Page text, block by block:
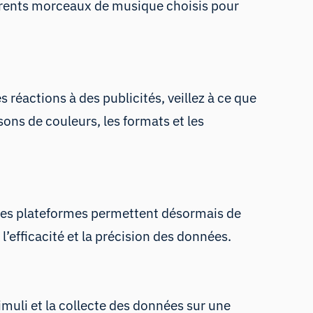
morceaux de musique choisis pour
réactions à des publicités, veillez à ce que
de couleurs, les formats et les
plateformes permettent désormais de
et la précision des données.
et la collecte des données sur une